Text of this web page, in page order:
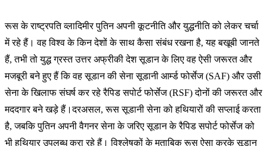
रूस के राष्ट्रपति व्लादिमीर पुतिन अपनी कूटनीति और युद्धनीति को लेकर चर्चा
में रहे हैं। वह विश्व के किन देशों के साथ कैसा संबंध रखना है, यह बखूबी जानते
हैं, तभी तो युद्ध ग्रस्त उत्तर अफ्रीकी देश सूडान के लिए वह ऐसी जरूरत और
मजबूरी बने हुए हैं कि वह सूडान की सेना सूडानी आर्म्ड फोर्सेज (SAF) और उसी
सेना के खिलाफ संघर्ष कर रहे रैपिड सपोर्ट फोर्सेज (RSF) दोनों की जरूरत और
मददगार बने खड़े हैं।दरअसल, रूस सूडानी सेना को हथियारों की सप्लाई करता
है, जबकि पुतिन अपनी वैगनर सेना के जरिए सूडान के रैपिड सपोर्ट फोर्सेज को
भी हथियार उपलब्ध करा रहे हैं। विश्लेषकों के मुताबिक रूस ऐसा करके सूडान